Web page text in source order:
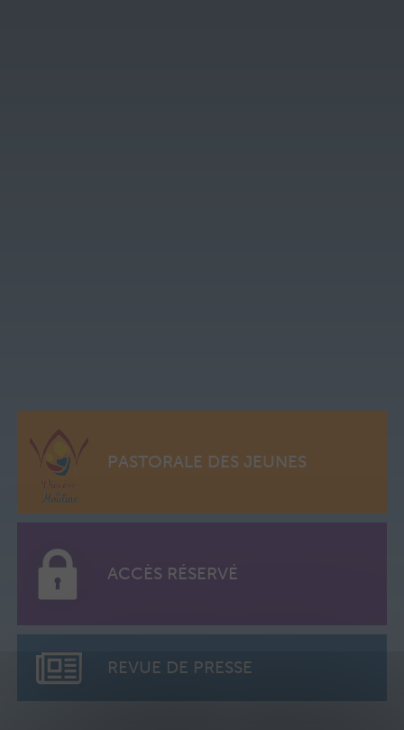
PASTORALE DES JEUNES
ACCÈS RÉSERVÉ
REVUE DE PRESSE